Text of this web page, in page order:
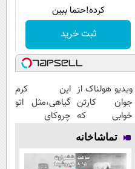
کرده!حتما ببین
ثبت خرید
ویدیو هولناک از
جوان کارتن
خوابی که
میلیاردر شد.
آموزش رایگان
این کرم
گیاهی،مثل اتو
چروکای
تماشاخانه